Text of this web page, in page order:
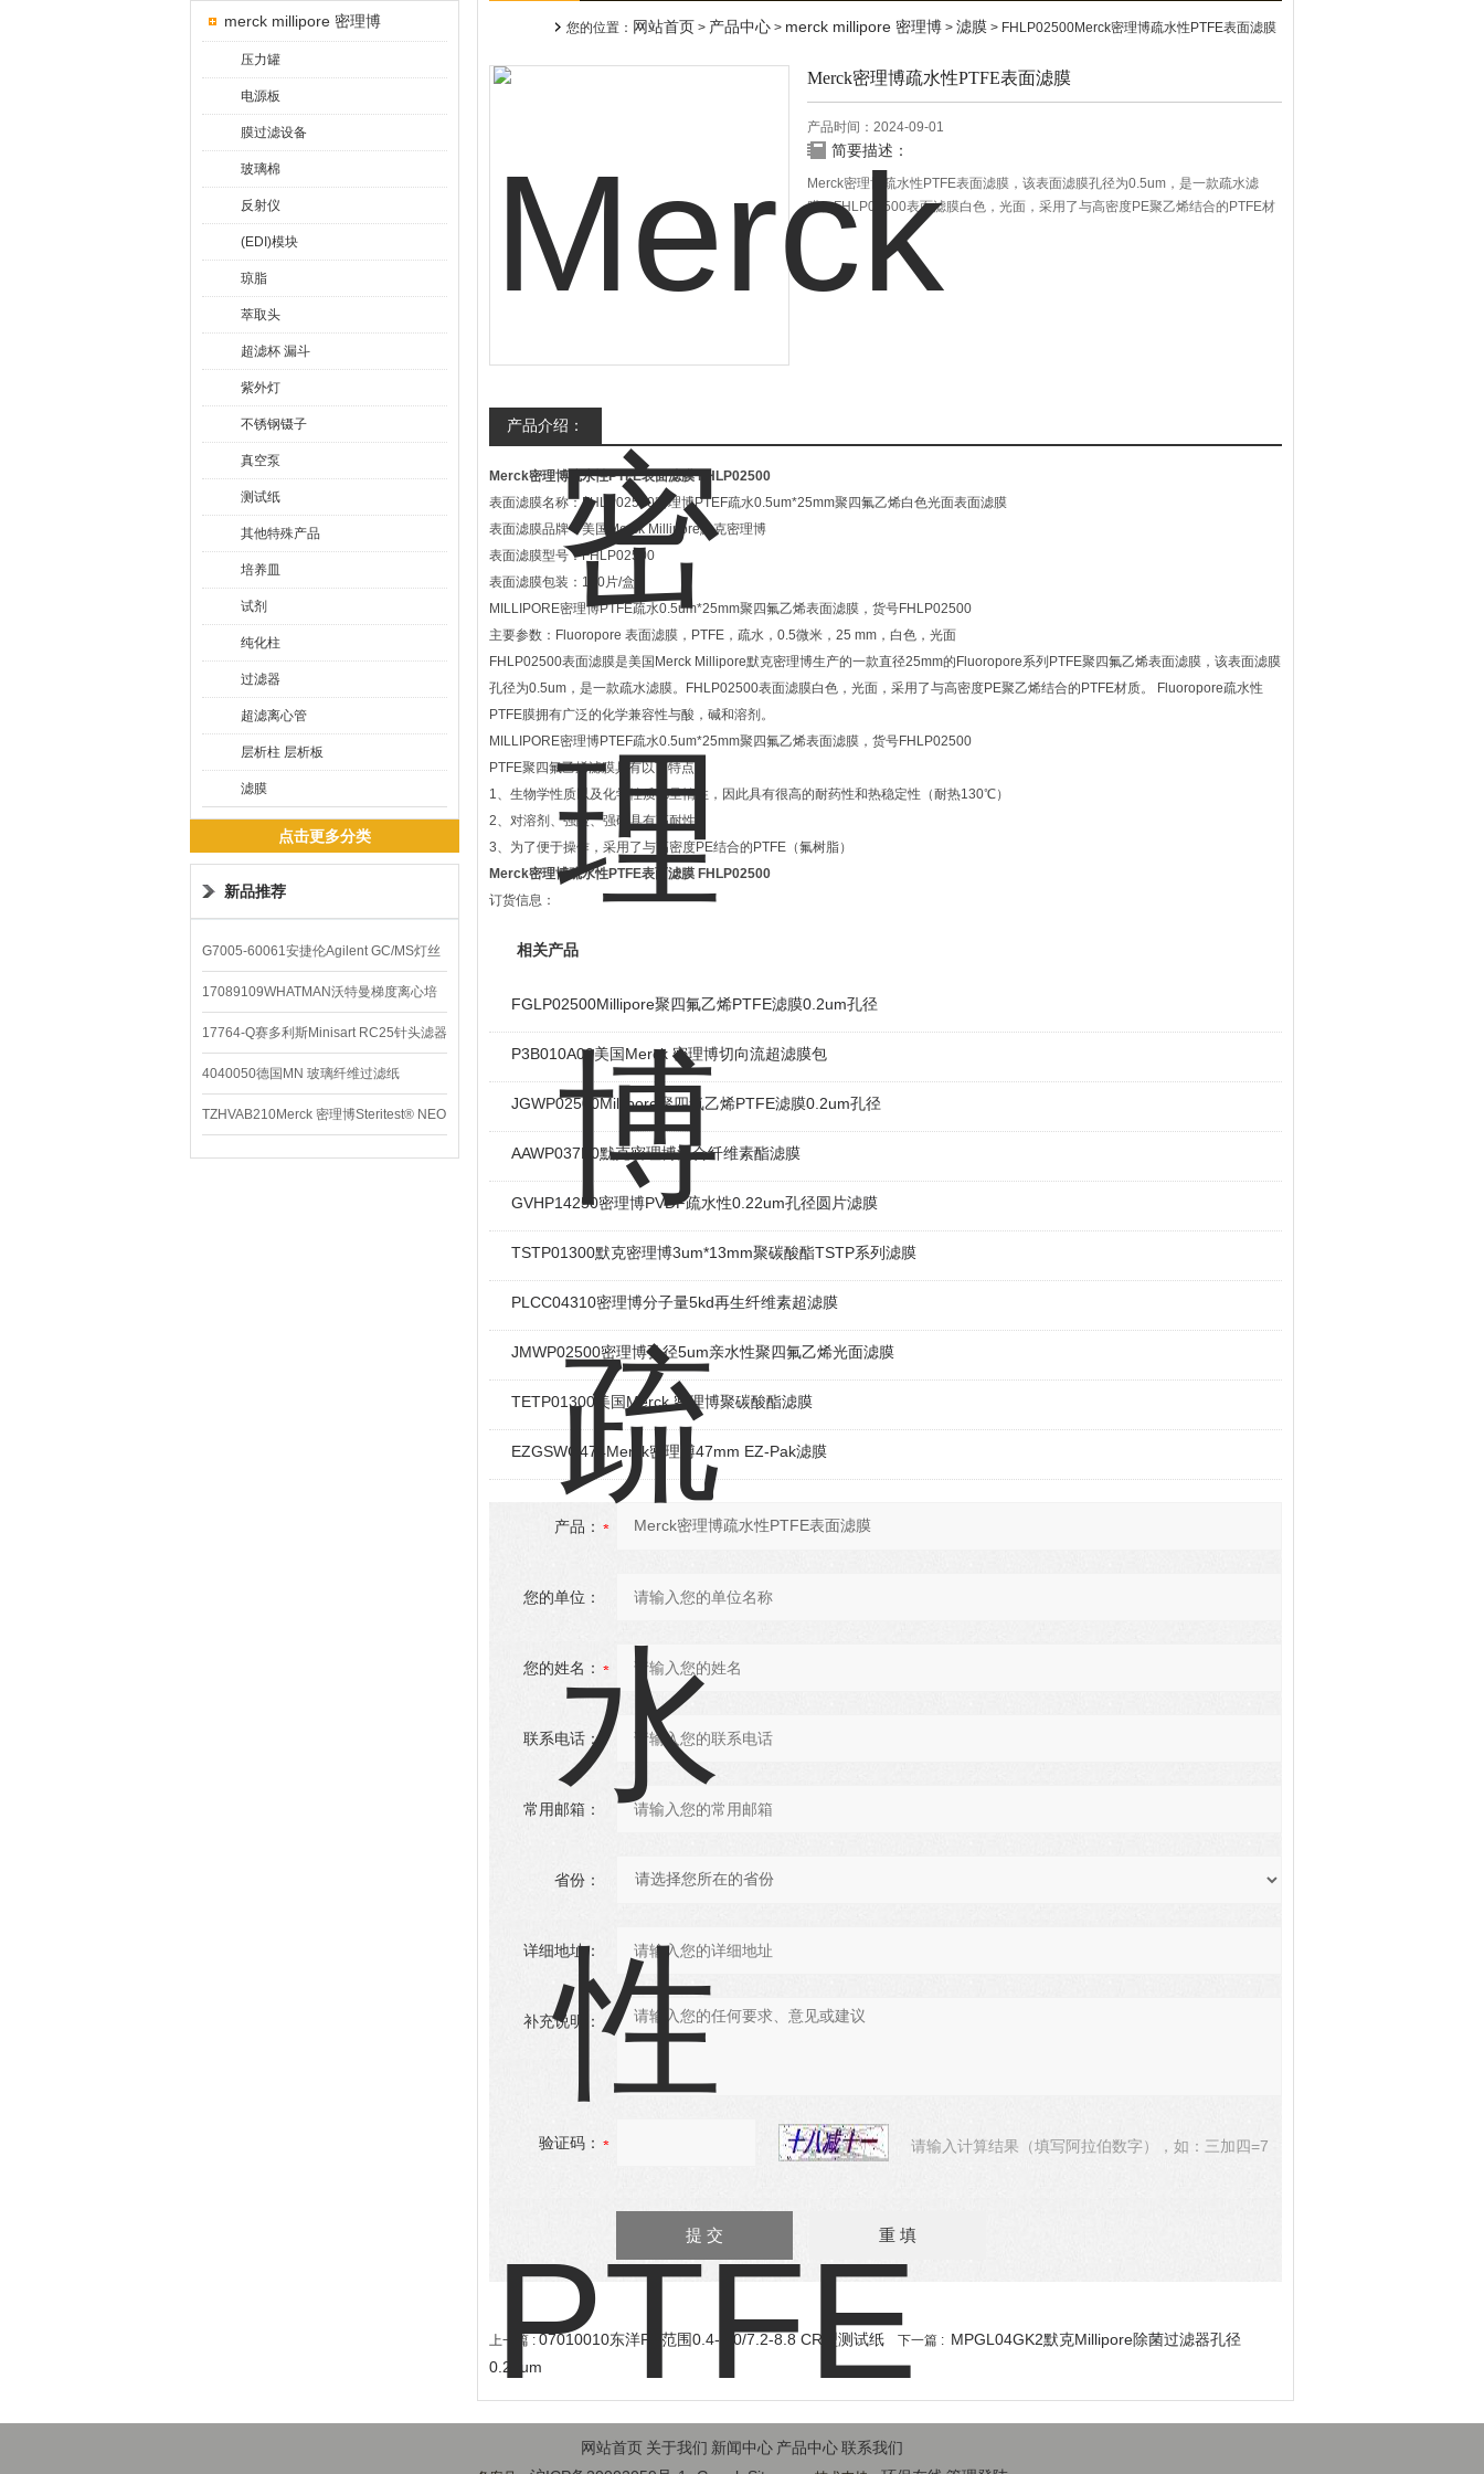
merck millipore 密理博
压力罐
电源板
膜过滤设备
玻璃棉
反射仪
(EDI)模块
琼脂
萃取头
超滤杯 漏斗
紫外灯
不锈钢镊子
真空泵
测试纸
其他特殊产品
培养皿
试剂
纯化柱
过滤器
超滤离心管
层析柱 层析板
滤膜
点击更多分类
新品推荐
G7005-60061安捷伦Agilent GC/MS灯丝
配件
17089109WHATMAN沃特曼梯度离心培
养基
17764-Q赛多利斯Minisart RC25针头滤器
4040050德国MN 玻璃纤维过滤纸
TZHVAB210Merck 密理博Steritest® NEO
设备
您的位置： 网站首页 > 产品中心 > merck millipore 密理博 > 滤膜 > FHLP02500Merck密理博疏水性PTFE表面滤膜
Merck密理博疏水性PTFE表面滤膜
产品时间：2024-09-01
简要描述：
Merck密理博疏水性PTFE表面滤膜，该表面滤膜孔径为0.5um，是一款疏水滤
膜。FHLP02500表面滤膜白色，光面，采用了与高密度PE聚乙烯结合的PTFE材
质。 Fluoropore疏水性PTFE膜拥有广泛的化学兼容性与酸，碱和溶剂。
产品介绍：
Merck密理博疏水性PTFE表面滤膜FHLP02500
表面滤膜名称：FHLP02500密理博PTEF疏水0.5um*25mm聚四氟乙烯白色光面表面滤膜
表面滤膜品牌：美国Merck Millipore默克密理博
表面滤膜型号：FHLP02500
表面滤膜包装：100片/盒
MILLIPORE密理博PTFE疏水0.5um*25mm聚四氟乙烯表面滤膜，货号FHLP02500
主要参数：Fluoropore 表面滤膜，PTFE，疏水，0.5微米，25 mm，白色，光面
FHLP02500表面滤膜是美国Merck Millipore默克密理博生产的一款直径25mm的Fluoropore系列PTFE聚四氟乙烯表面滤膜，该表面滤膜
孔径为0.5um，是一款疏水滤膜。FHLP02500表面滤膜白色，光面，采用了与高密度PE聚乙烯结合的PTFE材质。 Fluoropore疏水性
PTFE膜拥有广泛的化学兼容性与酸，碱和溶剂。
MILLIPORE密理博PTEF疏水0.5um*25mm聚四氟乙烯表面滤膜，货号FHLP02500
PTFE聚四氟乙烯滤膜具有以下特点：
1、生物学性质以及化学性质都呈惰性，因此具有很高的耐药性和热稳定性（耐热130℃）
2、对溶剂、强酸、强碱具有高耐性
3、为了便于操作，采用了与高密度PE结合的PTFE（氟树脂）
Merck密理博疏水性PTFE表面滤膜 FHLP02500
订货信息：
相关产品
FGLP02500Millipore聚四氟乙烯PTFE滤膜0.2um孔径
P3B010A00美国Merck 密理博切向流超滤膜包
JGWP02500Millipore聚四氟乙烯PTFE滤膜0.2um孔径
AAWP037P0默克密理博混合纤维素酯滤膜
GVHP14250密理博PVDF疏水性0.22um孔径圆片滤膜
TSTP01300默克密理博3um*13mm聚碳酸酯TSTP系列滤膜
PLCC04310密理博分子量5kd再生纤维素超滤膜
JMWP02500密理博孔径5um亲水性聚四氟乙烯光面滤膜
TETP01300美国Merck 密理博聚碳酸酯滤膜
EZGSWG474Merck密理博47mm EZ-Pak滤膜
产品：
您的单位：
您的姓名：
联系电话：
常用邮箱：
省份：
详细地址：
补充说明：
验证码： 请输入计算结果（填写阿拉伯数字），如：三加四=7
上一篇 : 07010010东洋PH范围0.4-2.0/7.2-8.8 CR型测试纸 下一篇 : MPGL04GK2默克Millipore除菌过滤器孔径
0.22um
网站首页 关于我们 新闻中心 产品中心联系我们